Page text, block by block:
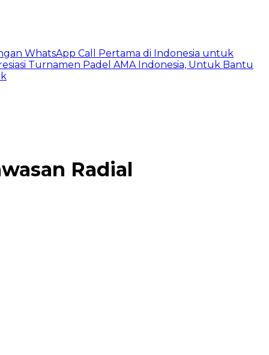
WhatsApp Call Pertama di Indonesia untuk
Turnamen Padel AMA Indonesia, Untuk Bantu
Radial